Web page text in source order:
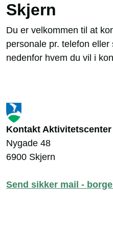
Skjern
Du er velkommen til at
personale pr. telefon
nedenfor hvem du vil i
Kontakt Aktivitetscenter
Nygade 48
6900 Skjern
Send sikker mail -